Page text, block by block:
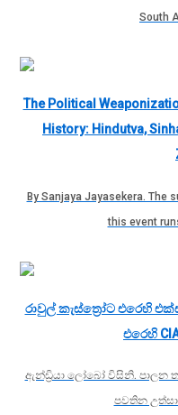
South
The Political
History: Hindutva,
By Sanjaya Jayasekera. The
this event
රාවුල් කැස්ත්‍රෝට එරෙහි
එරෙහි
ඇන්ඩ්‍රියා ලෝබෝ විසිනි. පාලන
පවතින